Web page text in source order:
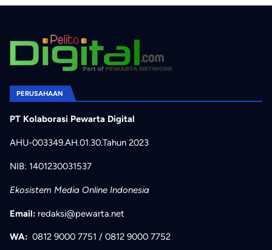
PERUSAHAAN
PT Kolaborasi Pewarta Digital
AHU-003349.AH.01.30.Tahun 2023
NIB: 1401230031537
Ekosistem Media Online Indonesia
Email: redaksi@pewarta.net
WA: 0812 9000 7751 / 0812 9000 7752